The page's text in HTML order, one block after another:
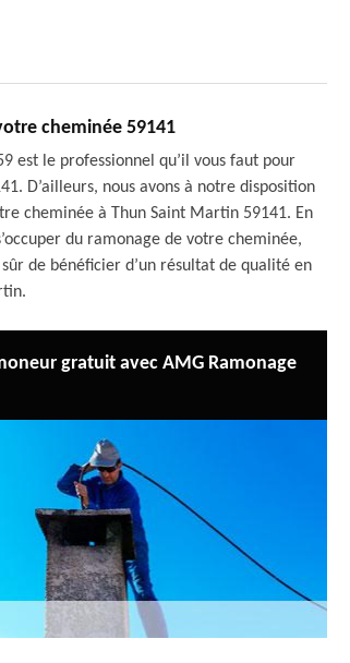
cheminée 59141
est le professionnel qu’il vous faut pour
D’ailleurs, nous avons à notre disposition
cheminée à Thun Saint Martin 59141. En
du ramonage de votre cheminée,
de bénéficier d’un résultat de qualité en
gratuit avec AMG Ramonage